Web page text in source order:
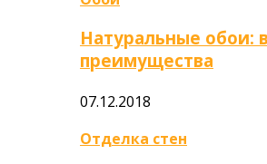
Натуральные обои:
преимущества
07.12.2018
Отделка стен